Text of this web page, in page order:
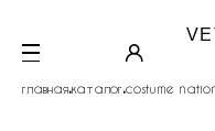
главная.каталог.costume